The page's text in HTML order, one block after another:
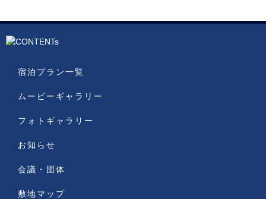
宿泊プラン一覧
ムービーギャラリー
フォトギャラリー
お知らせ
会議・団体
敷地マップ